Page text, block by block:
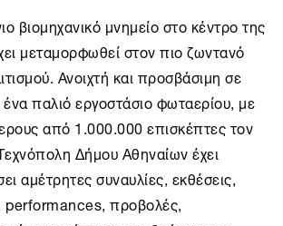
βιομηχανικό μνημείο στο κέντρο της
μεταμορφωθεί στον πιο ζωντανό
Ανοιχτή και προσβάσιμη σε
παλιό εργοστάσιο φωταερίου, με
από 1.000.000 επισκέπτες τον
Δήμου Αθηναίων έχει
αμέτρητες συναυλίες, εκθέσεις,
performances, προβολές,